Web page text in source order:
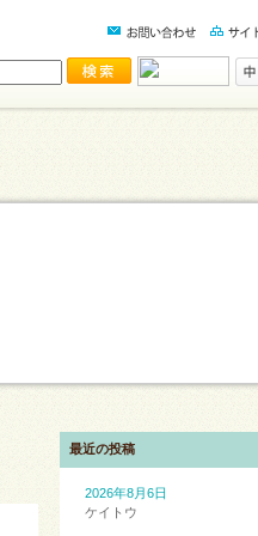
最近の投稿
2026年8月6日
ケイトウ